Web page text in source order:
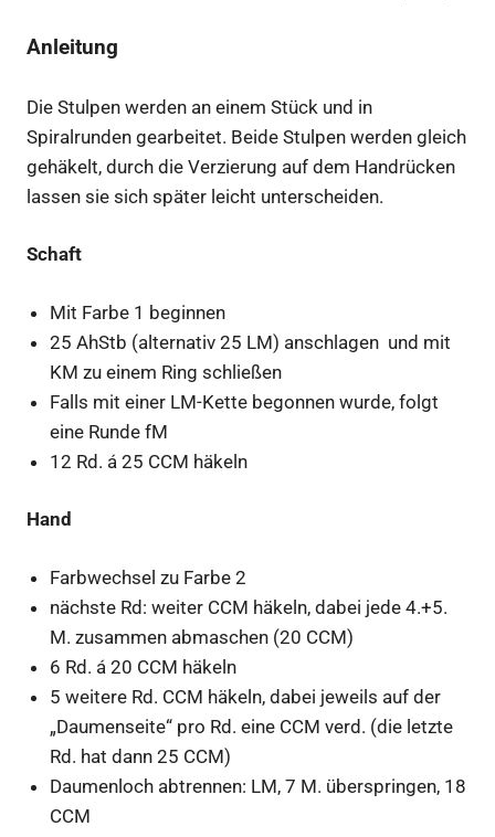
Anleitung
Die Stulpen werden an einem Stück und in
Spiralrunden gearbeitet. Beide Stulpen werden gleich
gehäkelt, durch die Verzierung auf dem Handrücken
lassen sie sich später leicht unterscheiden.
Schaft
Mit Farbe 1 beginnen
25 AhStb (alternativ 25 LM) anschlagen und mit
KM zu einem Ring schließen
Falls mit einer LM-Kette begonnen wurde, folgt
eine Runde fM
12 Rd. á 25 CCM häkeln
Hand
Farbwechsel zu Farbe 2
nächste Rd: weiter CCM häkeln, dabei jede 4.+5.
M. zusammen abmaschen (20 CCM)
6 Rd. á 20 CCM häkeln
5 weitere Rd. CCM häkeln, dabei jeweils auf der
„Daumenseite“ pro Rd. eine CCM verd. (die letzte
Rd. hat dann 25 CCM)
Daumenloch abtrennen: LM, 7 M. überspringen, 18
CCM